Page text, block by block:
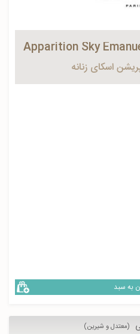
Apparition Sky
اسكاي زنانه
به سبد
(معتدل و شیرین)